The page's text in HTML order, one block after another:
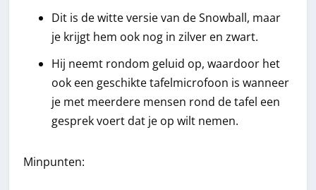
Dit is de witte versie van de Snowball, maar
je krijgt hem ook nog in zilver en zwart.
Hij neemt rondom geluid op, waardoor het
ook een geschikte tafelmicrofoon is wanneer
je met meerdere mensen rond de tafel een
gesprek voert dat je op wilt nemen.
Minpunten: